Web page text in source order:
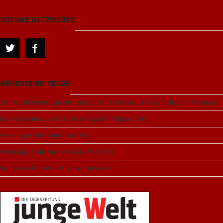
SOZIALE NETZWERKE
NEUESTE BEITRÄGE
Zum Abschied aus dem Bundestag: Dokumentation über 3 Jahrzehnte im Parlament
Bundesregierung verschläft Kampf gegen Antiziganismus
Gerechtigkeit für Konstantin Gedig
Großzügige Aufnahme aus Afghanistan jetzt!
Ruhrgebiet darf kein NATO-Standort werden